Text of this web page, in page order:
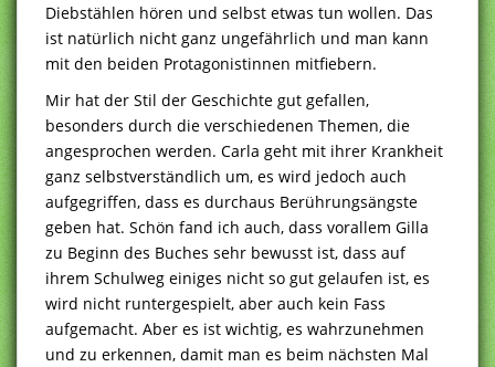
Diebstählen hören und selbst etwas tun wollen. Das
ist natürlich nicht ganz ungefährlich und man kann
mit den beiden Protagonistinnen mitfiebern.
Mir hat der Stil der Geschichte gut gefallen,
besonders durch die verschiedenen Themen, die
angesprochen werden. Carla geht mit ihrer Krankheit
ganz selbstverständlich um, es wird jedoch auch
aufgegriffen, dass es durchaus Berührungsängste
geben hat. Schön fand ich auch, dass vorallem Gilla
zu Beginn des Buches sehr bewusst ist, dass auf
ihrem Schulweg einiges nicht so gut gelaufen ist, es
wird nicht runtergespielt, aber auch kein Fass
aufgemacht. Aber es ist wichtig, es wahrzunehmen
und zu erkennen, damit man es beim nächsten Mal